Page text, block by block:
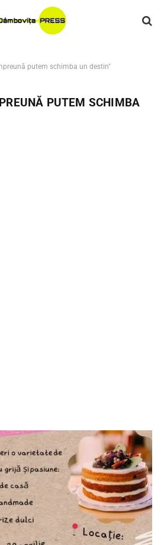
putem schimba un destin"
PUTEM SCHIMBA